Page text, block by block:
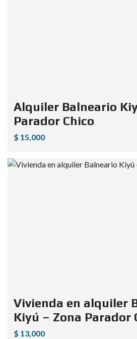
Alquiler Balneario
Parador Chico
$ 15,000
Vivienda en alquiler
Kiyú – Zona Parador
$ 13,000